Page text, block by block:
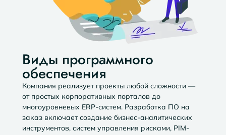
Виды программного
обеспечения
Компания реализует проекты любой сложности —
от простых корпоративных порталов до
многоуровневых ERP-систем. Разработка ПО на
заказ включает создание бизнес-аналитических
инструментов, систем управления рисками, PIM-